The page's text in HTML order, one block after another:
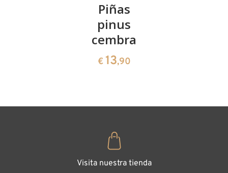
Piñas
pinus
cembra
€ 13,90
Visita nuestra tienda